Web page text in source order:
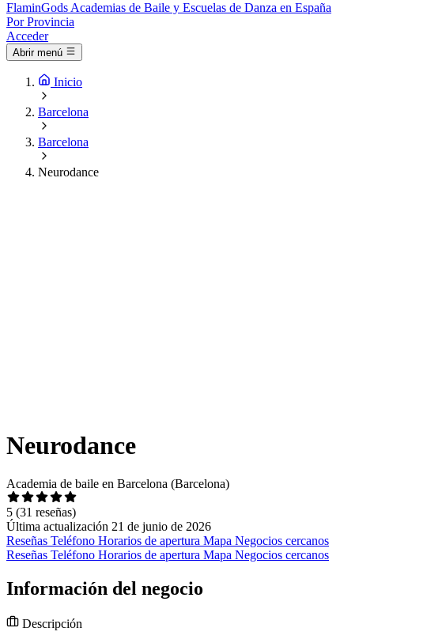
FlaminGods Academias de Baile y Escuelas de Danza en España
Por Provincia
Acceder
Abrir menú
Inicio
Barcelona
Barcelona
Neurodance
Neurodance
Academia de baile en Barcelona (Barcelona)
5 (31 reseñas)
Última actualización 21 de junio de 2026
Reseñas Teléfono Horarios de apertura Mapa Negocios cercanos
Reseñas Teléfono Horarios de apertura Mapa Negocios cercanos
Información del negocio
Descripción